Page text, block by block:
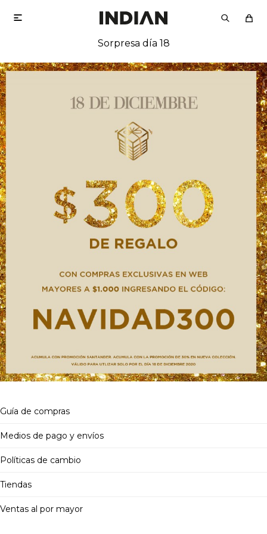

Sorpresa día 18
Guía de compras
Medios de pago y envíos
Políticas de cambio
Tiendas
Ventas al por mayor